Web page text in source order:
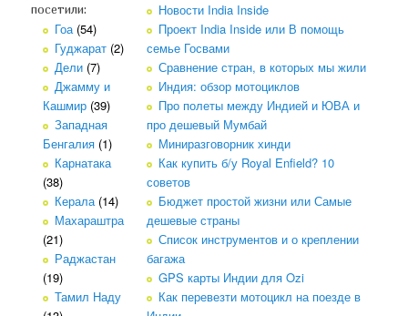
посетили:
Гоа(54)
Гуджарат (2)
Дели (7)
Джамму и
Кашмир (39)
Западная
Бенгалия (1)
Карнатака
(38)
Керала(14)
Махараштра
(21)
Раджастан
(19)
Тамил Наду
Новости India Inside
Проект India Inside или В помощь
семье Госвами
Сравнение стран, в которых мы жили
Индия: обзор мотоциклов
Про полеты между Индией и ЮВА и
про дешевый Мумбай
Миниразговорник хинди
Как купить б/у Royal Enfield? 10
советов
Бюджет простой жизни или Самые
дешевые страны
Список инструментов и о креплении
багажа
GPS карты Индии для Ozi
Как перевезти мотоцикл на поезде в